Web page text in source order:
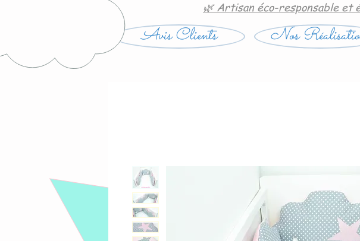
🌿 Artisan éco-responsable et
Avis Clients Nos